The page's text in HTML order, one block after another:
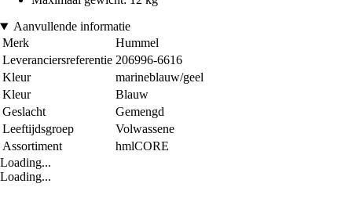
Aanvullende informatie
Merk
Hummel
Leveranciersreferentie 206996-6616
Kleur
marineblauw/geel
Kleur
Blauw
Geslacht
Gemengd
Leeftijdsgroep
Volwassene
Assortiment
hmlCORE
Loading...
Loading...